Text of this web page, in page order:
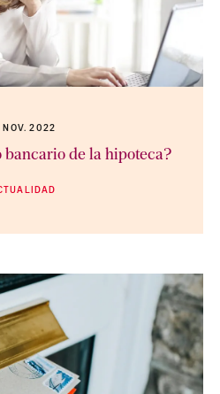
NOV. 2022
bancario de la hipoteca?